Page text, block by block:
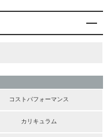
コストパフォーマンス
カリキュラム